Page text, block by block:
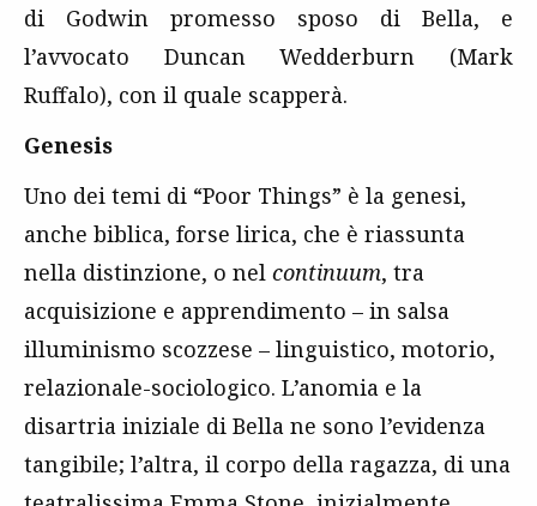
di Godwin promesso sposo di Bella, e
l’avvocato Duncan Wedderburn (Mark
Ruffalo), con il quale scapperà.
Genesis
Uno dei temi di “Poor Things” è la genesi,
anche biblica, forse lirica, che è riassunta
nella distinzione, o nel continuum, tra
acquisizione e apprendimento – in salsa
illuminismo scozzese – linguistico, motorio,
relazionale-sociologico. L’anomia e la
disartria iniziale di Bella ne sono l’evidenza
tangibile; l’altra, il corpo della ragazza, di una